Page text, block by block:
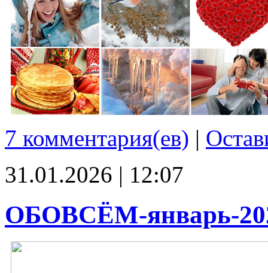
7 комментария(ев) |
31.01.2026 | 12:07
ОБОВСЁМ-январь-